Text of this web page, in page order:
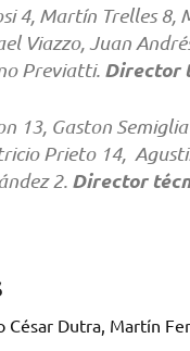
4, Martín Trelles 8,
Viazzo, Juan
Previatti. Director
13, Gaston
Prieto 14,
2. Director
César Dutra, Martín